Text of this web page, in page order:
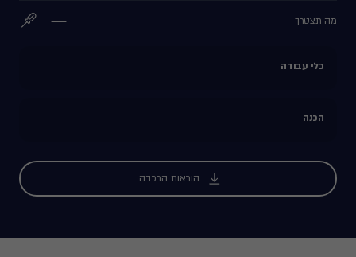
מה תצטרך
כלי עבודה
הכנה
הוראות הרכבה